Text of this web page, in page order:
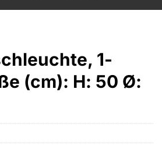
1-
(cm): H: 50 Ø: